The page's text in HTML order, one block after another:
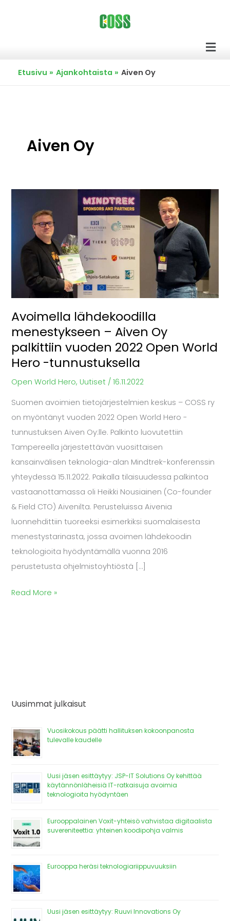
Etusivu Ajankohtaista Aiven Oy
Aiven Oy
Avoimella lähdekoodilla
menestykseen – Aiven Oy
palkittiin vuoden 2022 Open World
Hero -tunnustuksella
Open World Hero, Uutiset /16.11.2022
Suomen avoimien tietojärjestelmien keskus – COSS ry
on myöntänyt vuoden 2022 Open World Hero -
tunnustuksen Aiven Oy:lle. Palkinto luovutettiin
Tampereella järjestettävän vuosittaisen
kansainvälisen teknologia-alan Mindtrek-konferenssin
yhteydessä 15.11.2022. Paikalla tilaisuudessa palkintoa
vastaanottamassa oli Heikki Nousiainen (Co-founder
& Field CTO) Aivenilta. Perusteluissa Aivenia
luonnehdittiin tuoreeksi esimerkiksi suomalaisesta
menestystarinasta, jossa avoimen lähdekoodin
teknologioita hyödyntämällä vuonna 2016
perustetusta ohjelmistoyhtiöstä […]
lähdekoodilla
menestykseen
Aiven
palkittiin
vuoden
2022
Open
World
Hero
tunnustuksella
Read More »
Uusimmat julkaisut
Vuosikokous päätti hallituksen kokoonpanosta
tulevalle kaudelle
Uusi jäsen esittäytyy: JSP-IT Solutions Oy kehittää
käytännönläheisiä IT-ratkaisuja avoimia
teknologioita hyödyntäen
Eurooppalainen Voxit-yhteisö vahvistaa digitaalista
suvereniteettia: yhteinen koodipohja valmis
Eurooppa heräsi teknologiariippuvuuksiin
Uusi jäsen esittäytyy: Ruuvi Innovations Oy